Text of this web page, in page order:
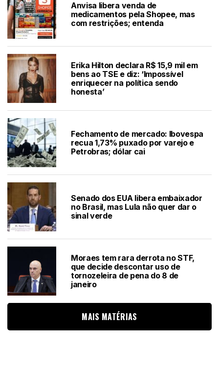
Anvisa libera venda de
medicamentos pela Shopee, mas
com restrições; entenda
Erika Hilton declara R$ 15,9 mil em
bens ao TSE e diz: ‘Impossível
enriquecer na política sendo
honesta’
Fechamento de mercado: Ibovespa
recua 1,73% puxado por varejo e
Petrobras; dólar cai
Senado dos EUA libera embaixador
no Brasil, mas Lula não quer dar o
sinal verde
Moraes tem rara derrota no STF,
que decide descontar uso de
tornozeleira de pena do 8 de
janeiro
MAIS MATÉRIAS